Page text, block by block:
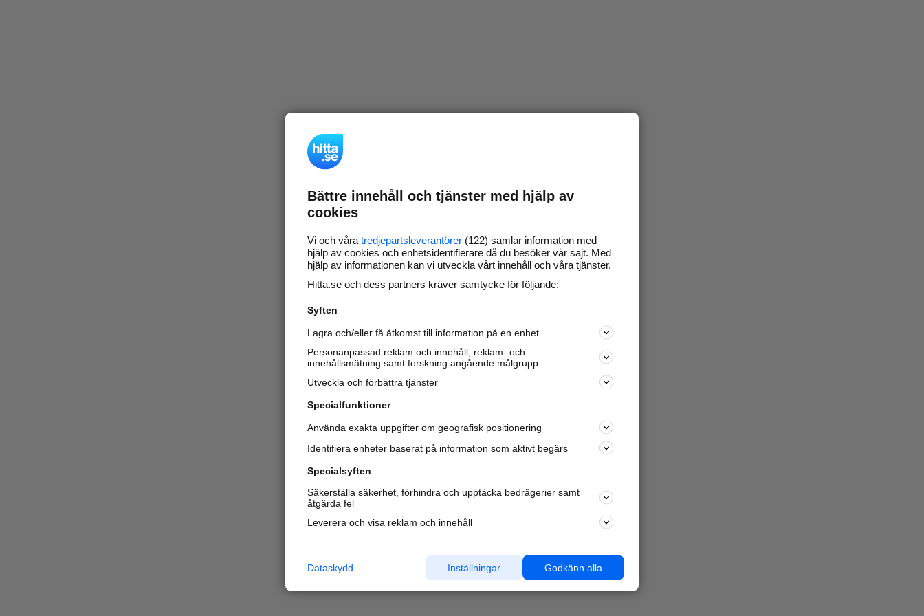
Bättre innehåll och tjänster med hjälp av
cookies
Vi och våra tredjepartsleverantörer (122) samlar information med
hjälp av cookies och enhetsidentifierare då du besöker vår sajt. Med
hjälp av informationen kan vi utveckla vårt innehåll och våra tjänster.
Hitta.se och dess partners kräver samtycke för följande:
Syften
Lagra och/eller få åtkomst till information på en enhet
Personanpassad reklam och innehåll, reklam- och
innehållsmätning samt forskning angående målgrupp
Utveckla och förbättra tjänster
Specialfunktioner
Använda exakta uppgifter om geografisk positionering
Identifiera enheter baserat på information som aktivt begärs
Specialsyften
Säkerställa säkerhet, förhindra och upptäcka bedrägerier samt
åtgärda fel
Leverera och visa reklam och innehåll
Godkänn alla
Inställningar
Dataskydd